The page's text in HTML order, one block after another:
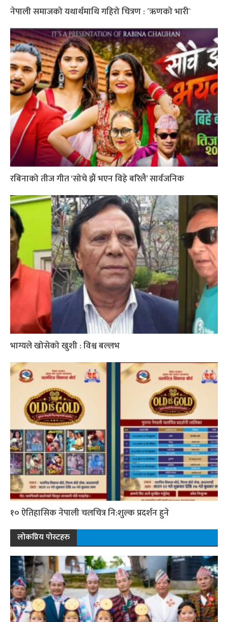
नेपाली समाजको यथार्थमाथि गहिरो चित्रण : ´ऋणको भारी`
रबिनाको तीज गीत ‘सोचे झैं भएन विहे बरिलै’ सार्वजनिक
भाग्यले खोसेको खुशी : विश्व बल्लभ
१० ऐतिहासिक नेपाली चलचित्र नि:शुल्क प्रदर्शन हुने
लोकप्रिय पोस्टहरु